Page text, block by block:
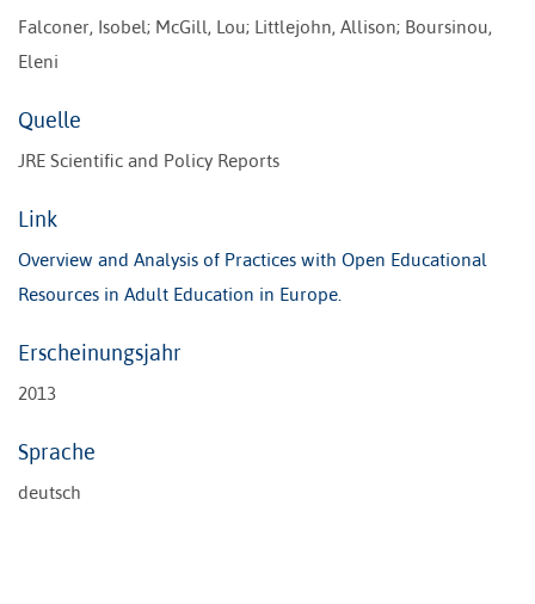
Falconer, Isobel; McGill, Lou; Littlejohn, Allison; Boursinou,
Eleni
Quelle
JRE Scientific and Policy Reports
Link
Overview and Analysis of Practices with Open Educational
Resources in Adult Education in Europe.
Erscheinungsjahr
2013
Sprache
deutsch